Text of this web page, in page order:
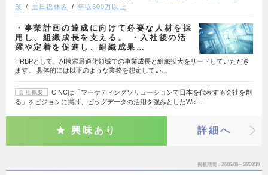
業
土日祝休み 年収600万以上
・事業計画の達成に向けて必要な人材を採
用し、組織成長を支える。 ・入社後の活
躍や定着を促進し、組織成果…
HRBPとして、AI検索最適化領域での事業成長と組織拡大をリードしていただき
ます。 具体的には以下のような業務を想定してい…
会社概要
CINCは「マーケティングソリューションで日本を代表する会社を創
る」をビジョンに掲げ、ビッグデータの活用を強みとしたWe…
興味あり 詳細へ
掲載期間 26/08/06～26/08/19